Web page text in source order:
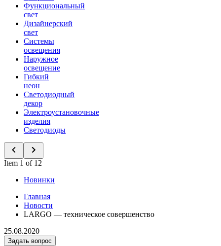
Функциональный
свет
Дизайнерский
свет
Системы
освещения
Наружное
освещение
Гибкий
неон
Светодиодный
декор
Электроустановочные
изделия
Светодиоды
Item 1 of 12
Новинки
Главная
Новости
LARGO — техническое совершенство
25.08.2020
Задать вопрос